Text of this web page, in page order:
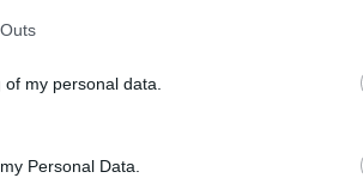
my personal data.
Personal Data.
το μεσημέρι της
για τα 50